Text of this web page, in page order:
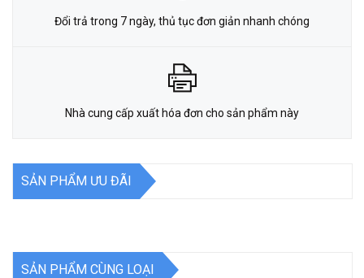
Đổi trả trong 7 ngày, thủ tục đơn giản nhanh chóng
Nhà cung cấp xuất hóa đơn cho sản phẩm này
SẢN PHẨM ƯU ĐÃI
SẢN PHẨM CÙNG LOẠI